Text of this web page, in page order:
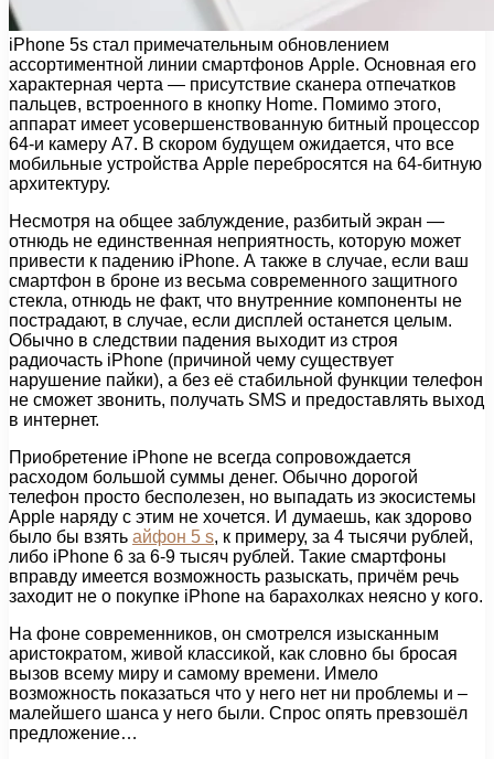
iPhone 5s стал примечательным обновлением
ассортиментной линии смартфонов Apple. Основная его
характерная черта — присутствие сканера отпечатков
пальцев, встроенного в кнопку Home. Помимо этого,
аппарат имеет усовершенствованную битный процессор
64-и камеру А7. В скором будущем ожидается, что все
мобильные устройства Apple перебросятся на 64-битную
архитектуру.
Несмотря на общее заблуждение, разбитый экран —
отнюдь не единственная неприятность, которую может
привести к падению iPhone. А также в случае, если ваш
смартфон в броне из весьма современного защитного
стекла, отнюдь не факт, что внутренние компоненты не
пострадают, в случае, если дисплей останется целым.
Обычно в следствии падения выходит из строя
радиочасть iPhone (причиной чему существует
нарушение пайки), а без её стабильной функции телефон
не сможет звонить, получать SMS и предоставлять выход
в интернет.
Приобретение iPhone не всегда сопровождается
расходом большой суммы денег. Обычно дорогой
телефон просто бесполезен, но выпадать из экосистемы
Apple наряду с этим не хочется. И думаешь, как здорово
было бы взять айфон 5 s, к примеру, за 4 тысячи рублей,
либо iPhone 6 за 6-9 тысяч рублей. Такие смартфоны
вправду имеется возможность разыскать, причём речь
заходит не о покупке iPhone на барахолках неясно у кого.
На фоне современников, он смотрелся изысканным
аристократом, живой классикой, как словно бы бросая
вызов всему миру и самому времени. Имело
возможность показаться что у него нет ни проблемы и –
малейшего шанса у него были. Спрос опять превзошёл
предложение…